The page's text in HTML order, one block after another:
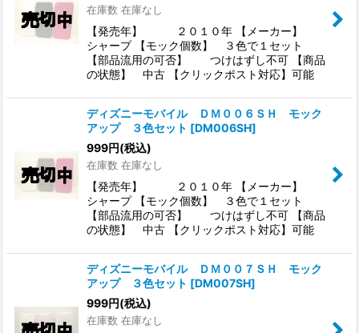
在庫数 在庫なし
【発売年】 ２０１０年 【メーカー】
シャープ 【モック個数】 ３色で１セット
【部品流用の可否】 つけはずし不可 【商品
の状態】 中古 【クリックポスト対応】可能
ディズニーモバイル ＤＭ００６ＳＨ モック
アップ ３色セット [DM006SH]
999円(税込)
在庫数 在庫なし
【発売年】 ２０１０年 【メーカー】
シャープ 【モック個数】 ３色で１セット
【部品流用の可否】 つけはずし不可 【商品
の状態】 中古 【クリックポスト対応】可能
ディズニーモバイル ＤＭ００７ＳＨ モック
アップ ３色セット [DM007SH]
999円(税込)
在庫数 在庫なし